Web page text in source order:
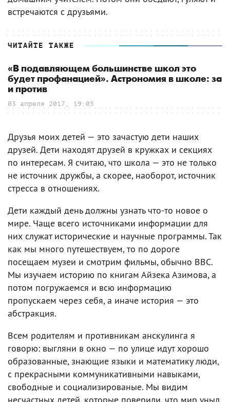
встречаются с друзьями.
ЧИТАЙТЕ ТАКЖЕ
«В подавляющем большинстве школ это
будет профанацией». Астрономия в школе: за
и против
03 апреля 2017, 19:05
Друзья моих детей — это зачастую дети наших
друзей. Дети находят друзей в кружках и секциях
по интересам. Я считаю, что школа — это не только
не источник дружбы, а скорее, наоборот, источник
стресса в отношениях.
Дети каждый день должны узнать что-то новое о
мире. Чаще всего источниками информации для
них служат исторические и научные программы. Так
как мы много путешествуем, то по дороге
посещаем музеи и смотрим фильмы, обычно BBC.
Мы изучаем историю по книгам Айзека Азимова, а
потом погружаемся и всю информацию
пропускаем через себя, а иначе история — это
абстракция.
Всем родителям и противникам анскулинга я
говорю: выгляни в окно — по улице идут хорошо
образованные, знающие языки и математику люди,
с прекрасными коммуникативными навыками,
свободные и социализированые. Мы видим